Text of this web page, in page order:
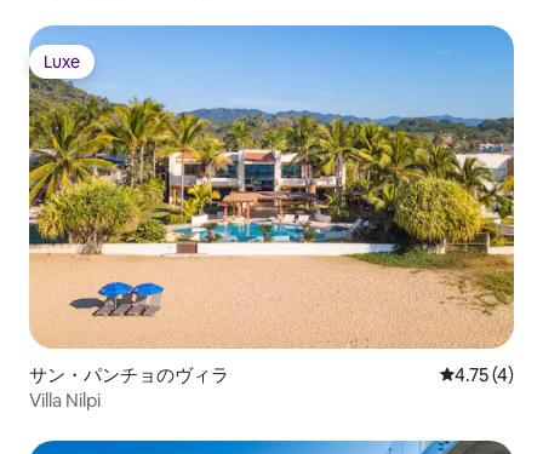
Luxe
Luxe
サン・パンチョのヴィラ レビュー4
4.75 (4)
Villa Nilpi